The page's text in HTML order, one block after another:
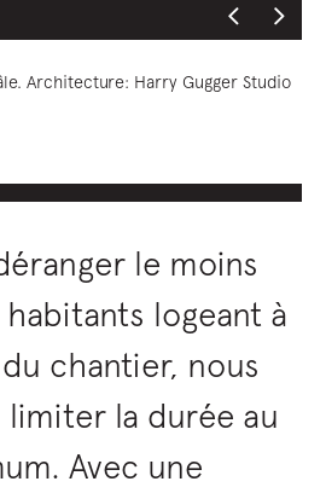
Architecture: Harry Gugger Studio
le moins
logeant à
chantier, nous
limiter la durée au
Avec une